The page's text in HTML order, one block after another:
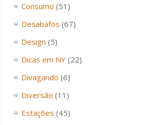
Consumo (51)
Desabafos (67)
Design (5)
Dicas em NY(22)
Divagando (6)
Diversão (11)
Estações (45)